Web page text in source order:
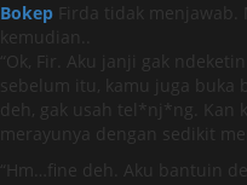
Bokep Firda tidak menjawab.
kemudian..
“Ok, Fir. Aku janji gak
sebelum itu, kamu juga buka
deh, gak usah tel*nj*ng. Kan
merayunya dengan sedikit
“Hm…fine deh. Aku bantuin